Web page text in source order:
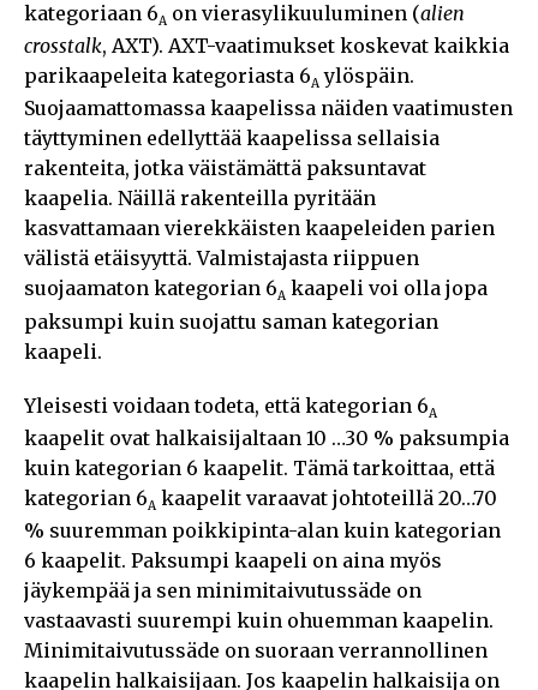
kategoriaan 6A on vierasylikuuluminen (alien
crosstalk, AXT). AXT-vaatimukset koskevat kaikkia
parikaapeleita kategoriasta 6A ylöspäin.
Suojaamattomassa kaapelissa näiden vaatimusten
täyttyminen edellyttää kaapelissa sellaisia
rakenteita, jotka väistämättä paksuntavat
kaapelia. Näillä rakenteilla pyritään
kasvattamaan vierekkäisten kaapeleiden parien
välistä etäisyyttä. Valmistajasta riippuen
suojaamaton kategorian 6A kaapeli voi olla jopa
paksumpi kuin suojattu saman kategorian
kaapeli.
Yleisesti voidaan todeta, että kategorian 6A
kaapelit ovat halkaisijaltaan 10 …30 % paksumpia
kuin kategorian 6 kaapelit. Tämä tarkoittaa, että
kategorian 6A kaapelit varaavat johtoteillä 20…70
% suuremman poikkipinta-alan kuin kategorian
6 kaapelit. Paksumpi kaapeli on aina myös
jäykempää ja sen minimitaivutussäde on
vastaavasti suurempi kuin ohuemman kaapelin.
Minimitaivutussäde on suoraan verrannollinen
kaapelin halkaisijaan. Jos kaapelin halkaisija on